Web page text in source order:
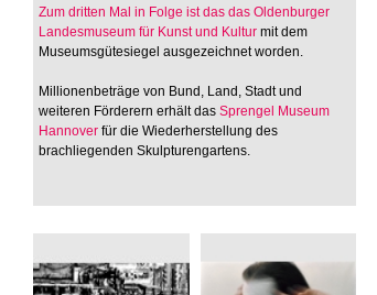
Zum dritten Mal in Folge ist das das Oldenburger
Landesmuseum für Kunst und Kultur mit dem
Museumsgütesiegel ausgezeichnet worden.
Millionenbeträge von Bund, Land, Stadt und
weiteren Förderern erhält das Sprengel Museum
Hannover für die Wiederherstellung des
brachliegenden Skulpturengartens.